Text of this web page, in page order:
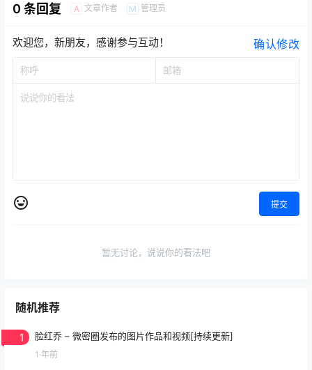
0 条回复 A 文章作者 M 管理员
欢迎您，新朋友，感谢参与互动！ 确认修改
提交
暂无讨论，说说你的看法吧
随机推荐
1 脸红乔 – 微密圈发布的图片作品和视频[持续更新]
1 年前